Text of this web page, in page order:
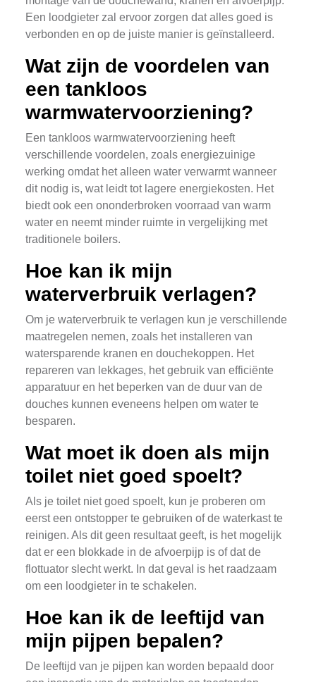
Een loodgieter zal ervoor zorgen dat alles goed is
verbonden en op de juiste manier is geïnstalleerd.
Wat zijn de voordelen van
een tankloos
warmwatervoorziening?
Een tankloos warmwatervoorziening heeft
verschillende voordelen, zoals energiezuinige
werking omdat het alleen water verwarmt wanneer
dit nodig is, wat leidt tot lagere energiekosten. Het
biedt ook een ononderbroken voorraad van warm
water en neemt minder ruimte in vergelijking met
traditionele boilers.
Hoe kan ik mijn
waterverbruik verlagen?
Om je waterverbruik te verlagen kun je verschillende
maatregelen nemen, zoals het installeren van
watersparende kranen en douchekoppen. Het
repareren van lekkages, het gebruik van efficiënte
apparatuur en het beperken van de duur van de
douches kunnen eveneens helpen om water te
besparen.
Wat moet ik doen als mijn
toilet niet goed spoelt?
Als je toilet niet goed spoelt, kun je proberen om
eerst een ontstopper te gebruiken of de waterkast te
reinigen. Als dit geen resultaat geeft, is het mogelijk
dat er een blokkade in de afvoerpijp is of dat de
flottuator slecht werkt. In dat geval is het raadzaam
om een loodgieter in te schakelen.
Hoe kan ik de leeftijd van
mijn pijpen bepalen?
De leeftijd van je pijpen kan worden bepaald door